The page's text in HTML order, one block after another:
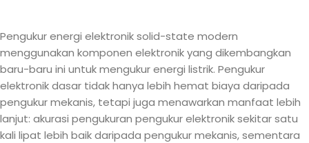
Pengukur energi elektronik solid-state modern
menggunakan komponen elektronik yang dikembangkan
baru-baru ini untuk mengukur energi listrik. Pengukur
elektronik dasar tidak hanya lebih hemat biaya daripada
pengukur mekanis, tetapi juga menawarkan manfaat lebih
lanjut: akurasi pengukuran pengukur elektronik sekitar satu
kali lipat lebih baik daripada pengukur mekanis, sementara